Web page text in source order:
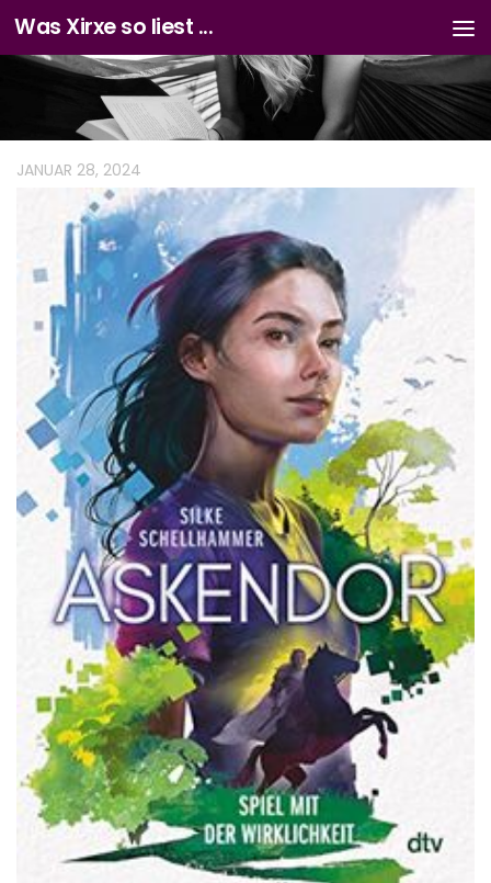
Zum Inhalt springen
Was Xirxe so liest ...
JANUAR 28, 2024